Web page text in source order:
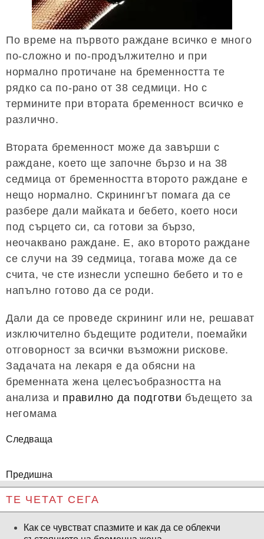
По време на първото раждане всичко е много
по-сложно и по-продължително и при
нормално протичане на бременността те
рядко са по-рано от 38 седмици. Но с
термините при втората бременност всичко е
различно.
Втората бременност може да завърши с
раждане, което ще започне бързо и на 38
седмица от бременността второто раждане е
нещо нормално. Скринингът помага да се
разбере дали майката и бебето, което носи
под сърцето си, са готови за бързо,
неочаквано раждане. Е, ако второто раждане
се случи на 39 седмица, тогава може да се
счита, че сте изнесли успешно бебето и то е
напълно готово да се роди.
Дали да се проведе скрининг или не, решават
изключително бъдещите родители, поемайки
отговорност за всички възможни рискове.
Задачата на лекаря е да обясни на
бременната жена целесъобразността на
анализа и правилно да подготви бъдещето за
негомама
Следваща
Предишна
ТЕ ЧЕТАТ СЕГА
Как се чувстват спазмите и как да се облекчи